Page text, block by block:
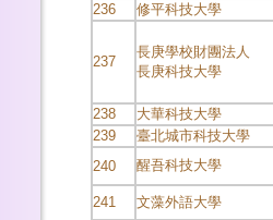
236
修平科技大學
237
長庚學校財團法人
長庚科技大學
238
大華科技大學
239
臺北城市科技大學
240
醒吾科技大學
241
文藻外語大學